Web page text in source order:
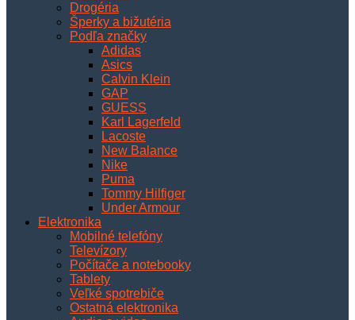
Drogéria
Šperky a bižutéria
Podľa značky
Adidas
Asics
Calvin Klein
GAP
GUESS
Karl Lagerfeld
Lacoste
New Balance
Nike
Puma
Tommy Hilfiger
Under Armour
Elektronika
Mobilné telefóny
Televízory
Počítače a notebooky
Tablety
Veľké spotrebiče
Ostatná elektronika